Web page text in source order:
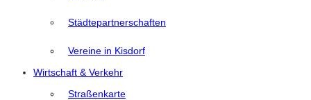
Städtepartnerschaften
Vereine in Kisdorf
Wirtschaft & Verkehr
Straßenkarte